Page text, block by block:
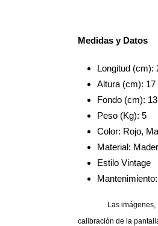
Medidas y Datos
Longitud (cm):
Altura (cm): 17
Fondo (cm):
Peso (Kg): 5
Color: Rojo,
Material:
Estilo Vintage
Las
calibración de la